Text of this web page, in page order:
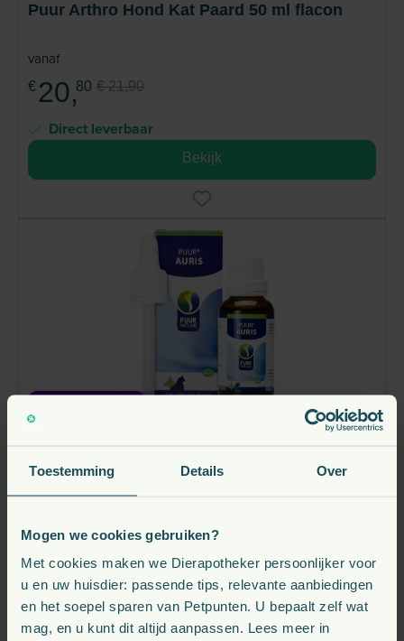
Toestemming Details Over
Mogen we cookies gebruiken?
Met cookies maken we Dierapotheker persoonlijker voor
u en uw huisdier: passende tips, relevante aanbiedingen
en het soepel sparen van Petpunten. U bepaalt zelf wat
mag, en u kunt dit altijd aanpassen. Lees meer in
Puur Arthro Hond Kat Paard 50 ml flacon
vanaf
€ 20,80 € 21,90
Direct leverbaar
Bekijk
Kattendag korting -5%
Puur Auris Oor Hond Kat 30 ml
€18,48 € 19,45
Direct leverbaar
Bekijk